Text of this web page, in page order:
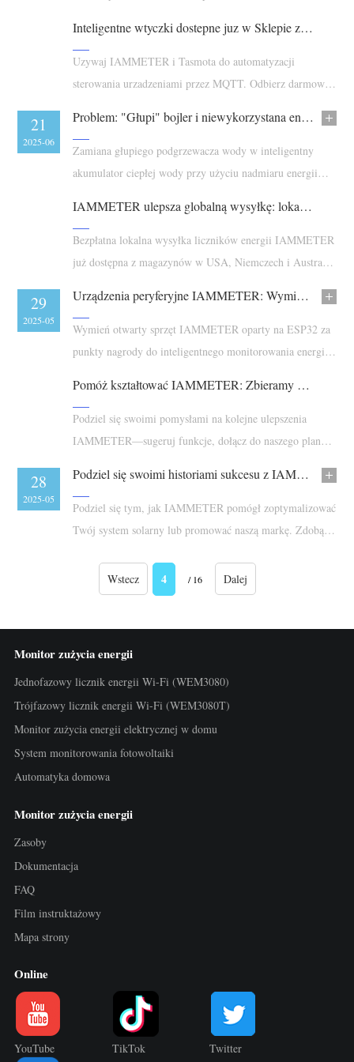
Aktualności
Blog
Forum
App Store
Eksploruj stronę
Ranking PV
O nas
neutralnego.
Inteligentne wtyczki dostepne juz w Sklepie z Nagrodami IAMMETER
Uzywaj IAMMETER i Tasmota do automatyzacji
sterowania urzadzeniami przez MQTT. Odbierz darmowa
11
2025-07
Problem: "Głupi" bojler i niewykorzystana energia słoneczna
Zamiana głupiego podgrzewacza wody w inteligentny
akumulator ciepłej wody przy użyciu nadmiaru energii
21
2025-06
IAMMETER ulepsza globalną wysyłkę: lokalne magazyny już dostępne w USA, Niemczech i Australii
Bezpłatna lokalna wysyłka liczników energii IAMMETER
już dostępna z magazynów w USA, Niemczech i Australii.
Alibaba i Amazon.
09
2025-06
Urządzenia peryferyjne IAMMETER: Wymień otwarte zestawy ESP32 na Punkty Nagrody
Wymień otwarty sprzęt IAMMETER oparty na ESP32 za
punkty nagrody do inteligentnego monitorowania energii i
29
2025-05
Pomóż kształtować IAMMETER: Zbieramy sugestie użytkowników i plan działania na 2025 rok
Podziel się swoimi pomysłami na kolejne ulepszenia
IAMMETER—sugeruj funkcje, dołącz do naszego planu
28
2025-05
Podziel się swoimi historiami sukcesu z IAMMETER i działaniami promocyjnymi
Podziel się tym, jak IAMMETER pomógł zoptymalizować
Twój system solarny lub promować naszą markę. Zdobądź
Wstecz
4 / 16 Dalej
Monitor zużycia energii
Jednofazowy licznik energii Wi-Fi (WEM3080)
Trójfazowy licznik energii Wi-Fi (WEM3080T)
Monitor zużycia energii elektrycznej w domu
System monitorowania fotowoltaiki
Automatyka domowa
Monitor zużycia energii
Zasoby
Dokumentacja
FAQ
Film instruktażowy
Mapa strony
Online
YouTube TikTok Twitter